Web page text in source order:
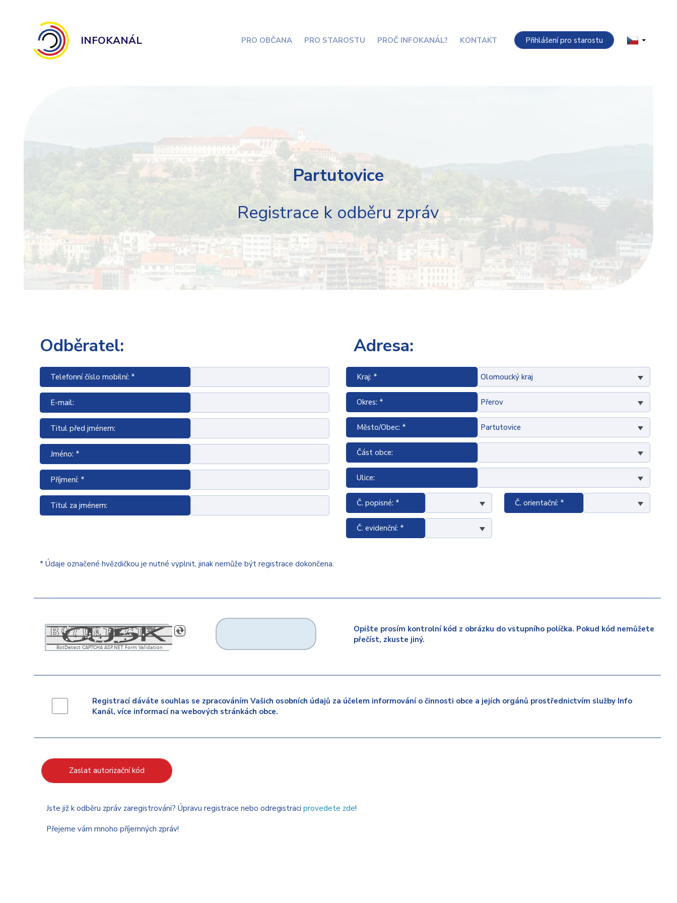
INFOKANÁL PRO OBČANA PRO STAROSTU PROČ INFOKANÁL? KONTAKT Přihlášení pro starostu
Partutovice
Registrace k odběru zpráv
Odběratel:
Telefonní číslo mobilní: *
E-mail:
Titul před jménem:
Jméno: *
Příjmení: *
Titul za jménem:
Adresa:
Kraj: *
Okres: *
Město/Obec: *
Část obce:
Ulice:
Č. popisné: * Č. orientační: *
Č. evidenční: *
* Údaje označené hvězdičkou je nutné vyplnit, jinak nemůže být registrace dokončena.
BotDetect CAPTCHA ASP.NET Form Validation
Opište prosím kontrolní kód z obrázku do vstupního políčka. Pokud kód nemůžete
přečíst, zkuste jiný.
Registrací dáváte souhlas se zpracováním Vašich osobních údajů za účelem informování o činnosti obce a jejích orgánů prostřednictvím služby Info
Kanál, více informací na webových stránkách obce.
Zaslat autorizační kód
Jste již k odběru zpráv zaregistrováni? Úpravu registrace nebo odregistraci provedete zde!
Přejeme vám mnoho příjemných zpráv!